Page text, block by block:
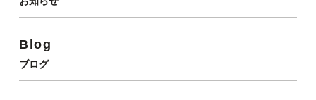
Blog
ブログ